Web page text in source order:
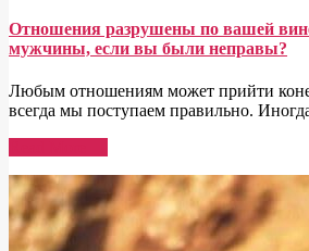
Отношения разрушены по вашей
мужчины, если вы были неправы?
Любым отношениям может прийти
всегда мы поступаем правильно.